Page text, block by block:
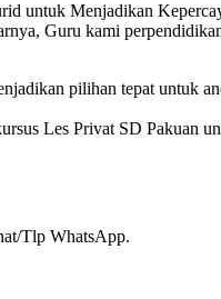
untuk Menjadikan
Guru kami
pilihan tepat untuk
Les Privat SD Pakuan
Tlp WhatsApp.